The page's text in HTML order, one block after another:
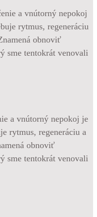
a vnútorný nepokoj je
rytmus, regeneráciu a
obnoviť
sme tentokrát venovali